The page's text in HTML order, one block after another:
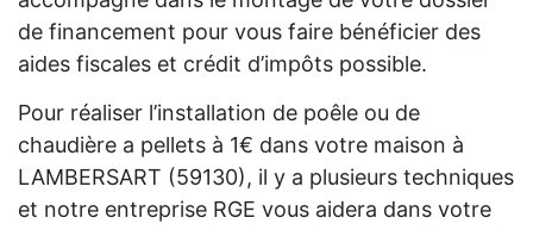
de financement pour vous faire bénéficier des
aides fiscales et crédit d’impôts possible.
Pour réaliser l’installation de poêle ou de
chaudière a pellets à 1€ dans votre maison à
LAMBERSART (59130), il y a plusieurs techniques
et notre entreprise RGE vous aidera dans votre